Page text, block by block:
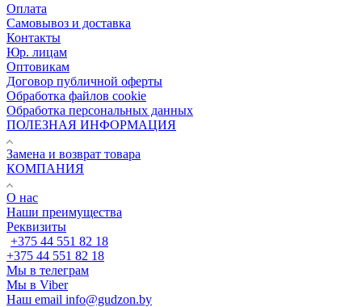
Оплата
Самовывоз и доставка
Контакты
Юр. лицам
Оптовикам
Договор публичной оферты
Обработка файлов cookie
Обработка персональных данных
ПОЛЕЗНАЯ ИНФОРМАЦИЯ
Замена и возврат товара
КОМПАНИЯ
О нас
Наши преимущества
Реквизиты
+375 44 551 82 18
+375 44 551 82 18
Мы в телеграм
Мы в Viber
Наш email info@gudzon.by